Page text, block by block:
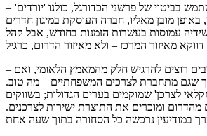
– בביטוי של פרשני הכדורגל, כולנו 'יורדים
באופן מובן מאליו, חברה העוסקת במיגון חדרים
עמוסות בעשרות הזמנות בחודש, אבל קהל
– רוצים להרגיש חלק מהמאמץ הלאומי, ואם
שגם מתחברת לצרכים המשפחתיים – מה טוב.
לצרכן' שמוקמים בערים הגדולות; בשווקים
מהדרום ומוכרים את התוצרת ישירות לצרכנים.